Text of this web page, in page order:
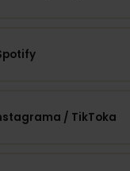
/ TikToka